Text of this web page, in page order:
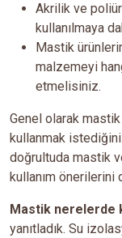
Akrilik ve
kullanılmaya
Mastik
malzemeyi
etmelisiniz.
Genel olarak
kullanmak
doğrultuda mastik
kullanım önerilerini
Mastik nerelerde
yanıtladık. Su